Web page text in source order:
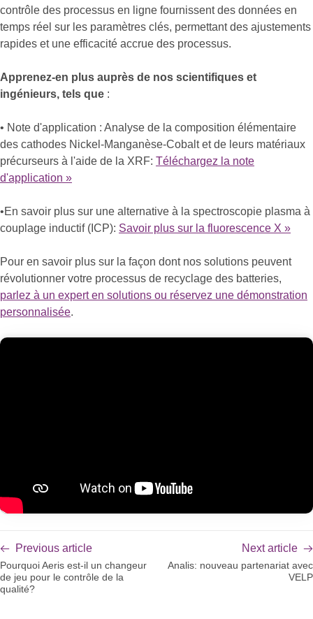
contrôle des processus en ligne fournissent des données en
temps réel sur les paramètres clés, permettant des ajustements
rapides et une efficacité accrue des processus.
Apprenez-en plus auprès de nos scientifiques et
ingénieurs, tels que :
• Note d'application : Analyse de la composition élémentaire
des cathodes Nickel-Manganèse-Cobalt et de leurs matériaux
précurseurs à l'aide de la XRF: Téléchargez la note
d'application »
•En savoir plus sur une alternative à la spectroscopie plasma à
couplage inductif (ICP): Savoir plus sur la fluorescence X »
Pour en savoir plus sur la façon dont nos solutions peuvent
révolutionner votre processus de recyclage des batteries,
parlez à un expert en solutions ou réservez une démonstration
personnalisée.
Previous article
Pourquoi Aeris est-il un changeur
de jeu pour le contrôle de la
qualité?
Next article
Analis: nouveau partenariat avec
VELP